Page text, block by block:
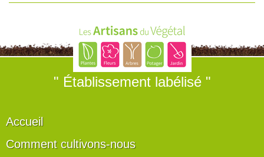
" Établissement labélisé "
Accueil
Comment cultivons-nous